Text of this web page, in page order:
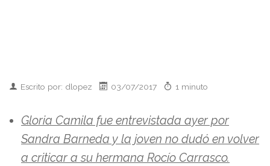
Escrito por: dlopez 03/07/2017 1 minuto
Gloria Camila fue entrevistada ayer por
Sandra Barneda y la joven no dudó en volver
a criticar a su hermana Rocío Carrasco.